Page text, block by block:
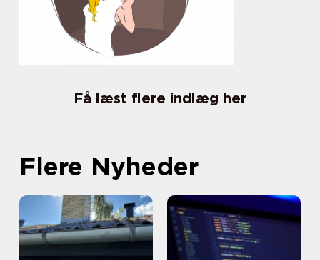
Få læst flere indlæg her
Flere Nyheder